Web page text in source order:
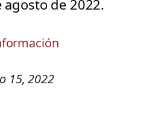
de 2022.
15, 2022